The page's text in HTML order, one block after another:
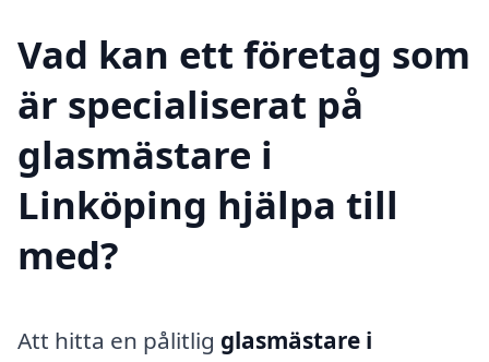
Vad kan ett företag som
är specialiserat på
glasmästare i
Linköping hjälpa till
med?
Att hitta en pålitlig glasmästare i